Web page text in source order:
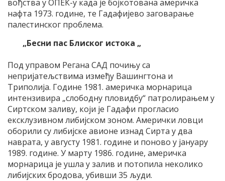
вођства у ОПЕК-у када је бојкотована америчка
нафта 1973. године, те Гадафијево заговарање
палестинског проблема.
„Бесни пас Блиског истока „
Под управом Регана САД почињу са
непријатељствима између Вашингтона и
Триполија. Године 1981. америчка морнарица
интензивира „слободну пловидбу“ патролирањем у
Сиртском заливу, који је Гадафи прогласио
ексклузивном либијском зоном. Амерички ловци
оборили су либијске авионе изнад Сирта у два
наврата, у августу 1981. године и поново у јануару
1989. године. У марту 1986. године, америчка
морнарица је ушла у залив и потопила неколико
либијских бродова, убивши 35 људи.